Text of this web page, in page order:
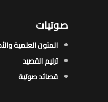
صوتيات
المتون العلمية
ترنيم القصيد
قصائد صوتية